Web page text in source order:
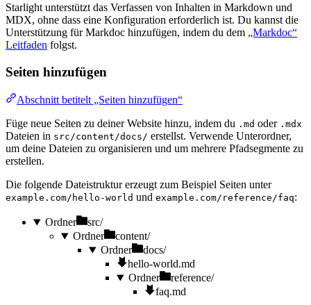
Starlight unterstützt das Verfassen von Inhalten in Markdown und
MDX, ohne dass eine Konfiguration erforderlich ist. Du kannst die
Unterstützung für Markdoc hinzufügen, indem du dem „Markdoc“
Leitfaden folgst.
Seiten hinzufügen
Abschnitt betitelt „Seiten hinzufügen“
Füge neue Seiten zu deiner Website hinzu, indem du .md oder .mdx
Dateien in src/content/docs/ erstellst. Verwende Unterordner,
um deine Dateien zu organisieren und um mehrere Pfadsegmente zu
erstellen.
Die folgende Dateistruktur erzeugt zum Beispiel Seiten unter
example.com/hello-world und example.com/reference/faq:
Ordner
src/
Ordner
content/
Ordner
docs/
hello-world.md
Ordner
reference/
faq.md